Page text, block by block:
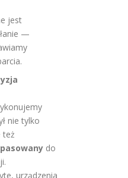
jest
—
nie tylko
też
do
urządzenia